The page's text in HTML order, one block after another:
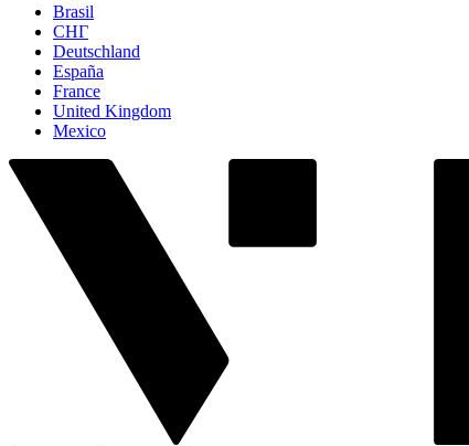
Brasil
СНГ
Deutschland
España
France
United Kingdom
Mexico